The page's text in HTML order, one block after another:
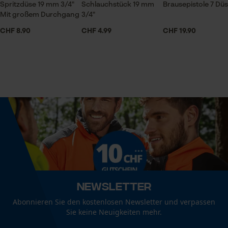
Größe & Maße
Technische Spezifikationen
Automatische Kettenschmierung
Nein
Häckselfunktion
Spritzdüse 19 mm 3/4"
Mit großem Durchgang
CHF 8.90
Schlauchstück 19 mm
3/4"
CHF 4.99
Brausepistole 7
CHF 19.90
Newsletter
Abonnieren Sie den kostenlosen Newsletter und verpassen
Sie keine Neuigkeiten mehr.
Session ID
Speichern der Auswahl zur
Econda Analytics
Mouseflow Web Analytics Tool
Funktionale Cookies